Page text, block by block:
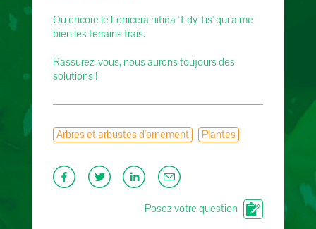
Ou encore le Lonicera nitida 'Tidy Tis' qui aime
bien les terrains frais.
Rassurez-vous, nous aurons toujours des
solutions !
Arbres et arbustes d'ornement Plantes
Posez votre question